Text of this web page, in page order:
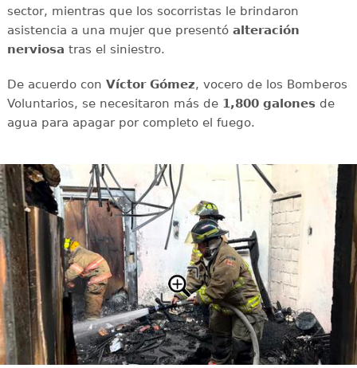
sector, mientras que los socorristas le brindaron
asistencia a una mujer que presentó alteración
nerviosa tras el siniestro.
De acuerdo con Víctor Gómez, vocero de los Bomberos
Voluntarios, se necesitaron más de 1,800 galonesde
agua para apagar por completo el fuego.